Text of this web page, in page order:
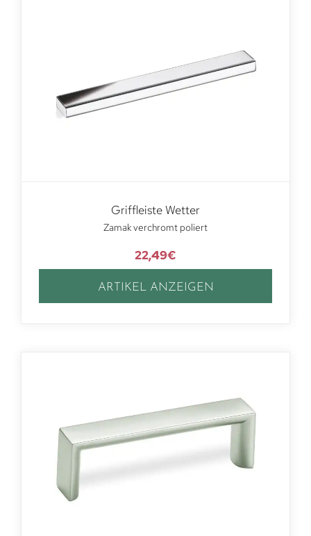
Griffleiste Wetter
Zamak verchromt poliert
22,49€
ARTIKEL ANZEIGEN